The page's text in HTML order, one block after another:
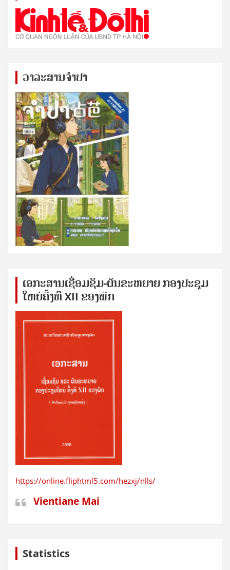
ວາລະສານຈຳປາ
ເອກ​ະ​ສານ​ເຊ​ື່ອມ​ຊ​ຶມ-ຜັນ​ຂະ​ຫ​ຍາຍ ກອງ​ປະ​ຊຸມ​
ໃຫຍ່​ຄັ້ງ​ທີ XII ຂອງ​ພັກ
https://online.fliphtml5.com/hezxj/nlls/
Vientiane Mai
Statistics